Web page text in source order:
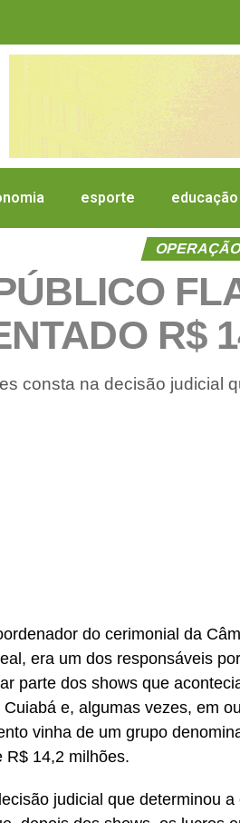
esporte educação
R$
consta na decisão judicial
do cerimonial da
era um dos responsáveis
parte dos shows que
e, algumas vezes, em
vinha de um grupo
R$ 14,2 milhões.
judicial que determinou